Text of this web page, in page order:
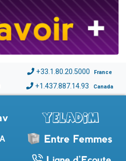
+33.1.80.20.5000 France
+1.437.887.14.93 Canada